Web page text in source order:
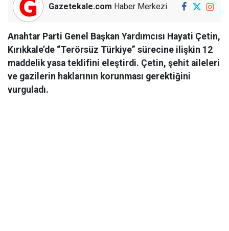
Gazetekale.com Haber Merkezi
Anahtar Parti Genel Başkan Yardımcısı Hayati Çetin,
Kırıkkale’de “Terörsüz Türkiye” sürecine ilişkin 12
maddelik yasa teklifini eleştirdi. Çetin, şehit aileleri
ve gazilerin haklarının korunması gerektiğini
vurguladı.